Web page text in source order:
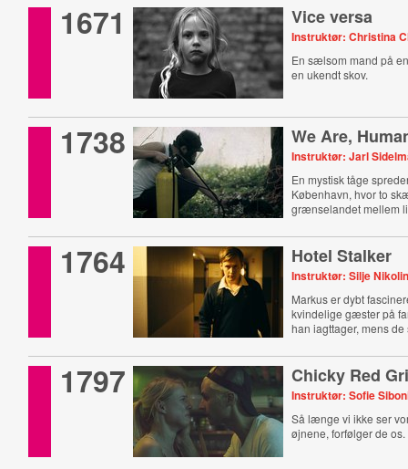
1671 Vice versa
Instruktør: Christina
En sælsom mand på
en ukendt skov.
1738 We Are,
Instruktør: Jarl
En mystisk tåge
København, hvor to
grænselandet mellem
1764 Hotel Stalker
Instruktør: Silje
Markus er dybt
kvindelige gæster på
han iagttager, mens de
1797 Chicky Red
Instruktør: Sofie
Så længe vi ikke ser
øjnene, forfølger de os.